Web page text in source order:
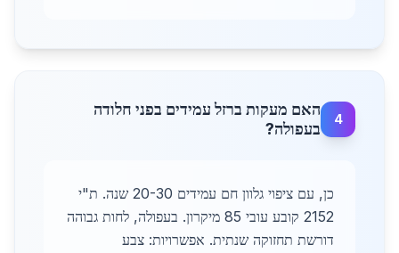
4
האם מעקות ברזל עמידים בפני חלודה
בעפולה?
כן, עם ציפוי גלוון חם עמידים 20-30 שנה. ת"י
2152 קובע עובי 85 מיקרון. בעפולה, לחות גבוהה
דורשת תחזוקה שנתית. אפשרויות: צבע